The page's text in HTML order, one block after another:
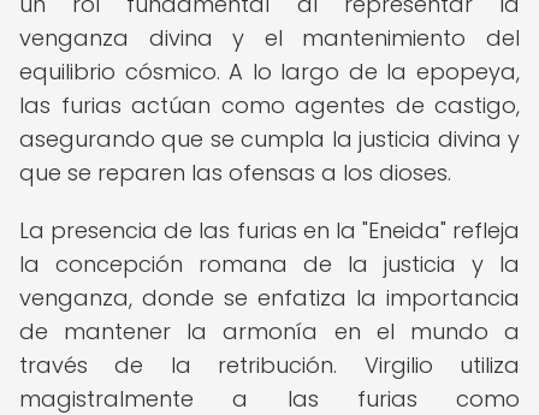
venganza divina y el mantenimiento del
equilibrio cósmico. A lo largo de la epopeya,
las furias actúan como agentes de castigo,
asegurando que se cumpla la justicia divina y
que se reparen las ofensas a los dioses.
La presencia de las furias en la "Eneida" refleja
la concepción romana de la justicia y la
venganza, donde se enfatiza la importancia
de mantener la armonía en el mundo a
través de la retribución. Virgilio utiliza
magistralmente a las furias como